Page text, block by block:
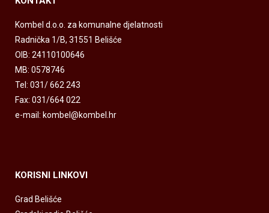
Kombel d.o.o. za komunalne djelatnosti
Radnička 1/B, 31551 Belišće
OIB: 24110100646
MB: 0578746
Tel: 031/ 662 243
Fax: 031/664 022
e-mail: kombel@kombel.hr
KORISNI LINKOVI
Grad Belišće